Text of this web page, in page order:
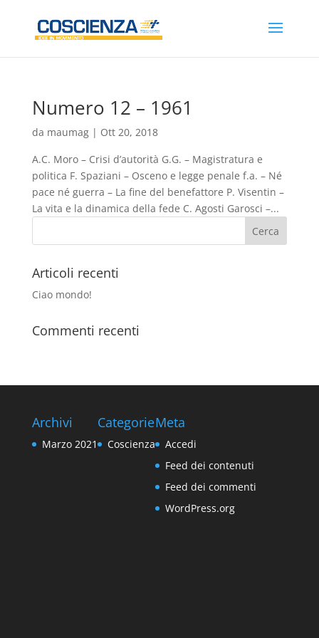
Numero 12 – 1961
da maumag| Ott 20, 2018
A.C. Moro – Crisi d’autorità G.G. – Magistratura e
politica F. Spaziani – Osceno e legge penale f.a. – Né
pace né guerra – La fine del benefattore P. Visentin –
La vita e la dinamica della fede C. Agosti Garosci –...
Articoli recenti
Ciao mondo!
Commenti recenti
Archivi
Marzo 2021
Categorie
Coscienza
Meta
Accedi
Feed dei contenuti
Feed dei commenti
WordPress.org